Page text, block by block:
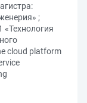
;
cloud platform